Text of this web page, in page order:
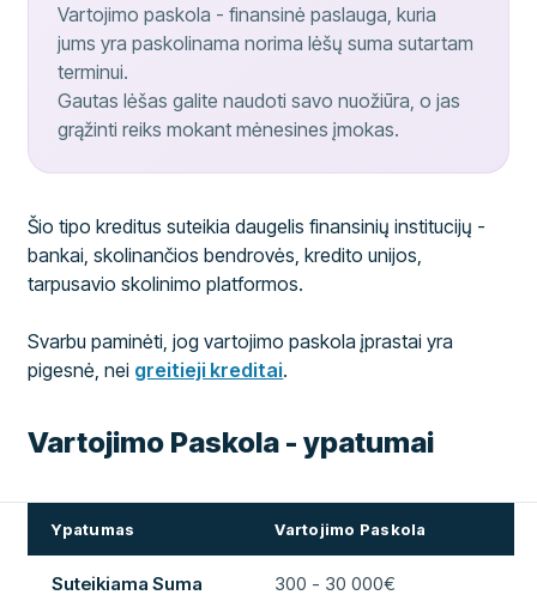
Vartojimo paskola - finansinė paslauga, kuria
jums yra paskolinama norima lėšų suma sutartam
terminui.
Gautas lėšas galite naudoti savo nuožiūra, o jas
grąžinti reiks mokant mėnesines įmokas.
Šio tipo kreditus suteikia daugelis finansinių institucijų -
bankai, skolinančios bendrovės, kredito unijos,
tarpusavio skolinimo platformos.
Svarbu paminėti, jog vartojimo paskola įprastai yra
pigesnė, nei greitieji kreditai.
Vartojimo Paskola - ypatumai
Ypatumas Vartojimo Paskola
Suteikiama Suma 300 - 30 000€